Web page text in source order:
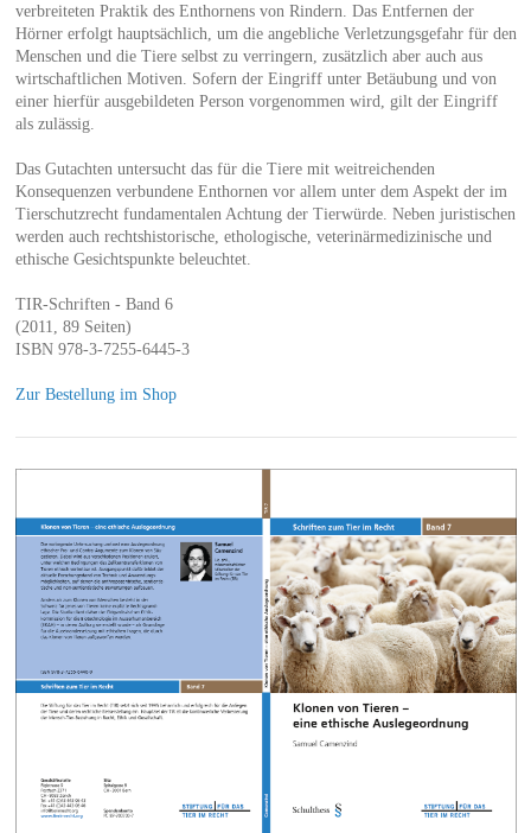
verbreiteten Praktik des Enthornens von Rindern. Das Entfernen der
Hörner erfolgt hauptsächlich, um die angebliche Verletzungsgefahr für den
Menschen und die Tiere selbst zu verringern, zusätzlich aber auch aus
wirtschaftlichen Motiven. Sofern der Eingriff unter Betäubung und von
einer hierfür ausgebildeten Person vorgenommen wird, gilt der Eingriff
als zulässig.
Das Gutachten untersucht das für die Tiere mit weitreichenden
Konsequenzen verbundene Enthornen vor allem unter dem Aspekt der im
Tierschutzrecht fundamentalen Achtung der Tierwürde. Neben juristischen
werden auch rechtshistorische, ethologische, veterinärmedizinische und
ethische Gesichtspunkte beleuchtet.
TIR-Schriften - Band 6
(2011, 89 Seiten)
ISBN 978-3-7255-6445-3
Zur Bestellung im Shop